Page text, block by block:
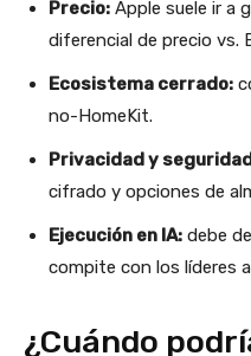
Precio: Apple suele ir a
diferencial de precio vs.
Ecosistema cerrado:
no-HomeKit.
Privacidad y
cifrado y opciones de
Ejecución en IA: debe
compite con los líderes
¿Cuándo